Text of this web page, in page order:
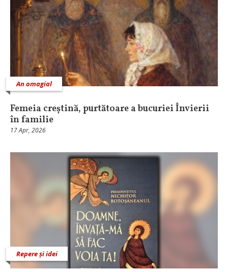
An omagial
Femeia creștină, purtătoare a bucuriei Învierii
în familie
17 Apr, 2026
Repere și idei